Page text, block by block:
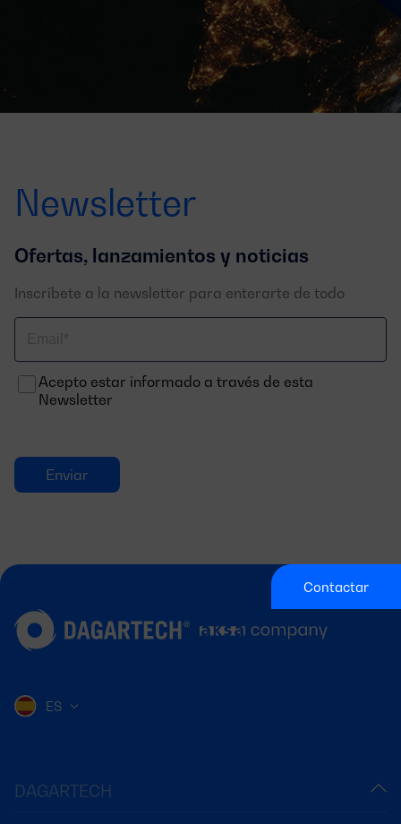
Newsletter
Ofertas, lanzamientos y noticias
Inscríbete a la newsletter para enterarte de todo
electrónico
Acepto estar informado a través de esta
Newsletter
Contactar
DAGARTECH
ES